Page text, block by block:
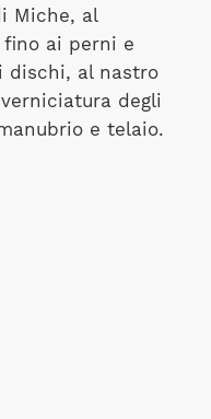
Miche, al
ai perni e
dischi, al nastro
degli
e telaio.